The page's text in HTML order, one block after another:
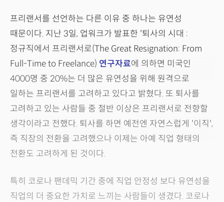
프리랜서를 선언하는 다른 이유 중 하나는 유연성
때문이다. 지난 3일, 업워크가 발표한 '퇴사의 시대 :
정규직에서 프리랜서로(The Great Resignation: From
Full-Time to Freelance) 연구자료에 의하면 미국인
4000명 중 20%는 더 많은 유연성을 위해 원격으로
일하는 프리랜서를 고려하고 있다고 밝혔다. 또 퇴사를
고려하고 있는 사람들 중 절반 이상은 프리랜서로 전향할
생각이라고 전했다. 퇴사를 하면 예전엔 자연스럽게 '이직',
즉 직장의 전환을 고려했으나 이제는 아예 직업 형태의
전환도 고려하게 된 것이다.
특히 코로나 팬데믹 기간 중에 직업 안정성 보다 유연성을
직업의 더 중요한 가치로 느끼는 사람들이 생겼다. 코로나